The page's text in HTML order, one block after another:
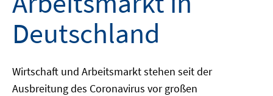
Deutschland
Wirtschaft und Arbeitsmarkt stehen seit der
Ausbreitung des Coronavirus vor großen